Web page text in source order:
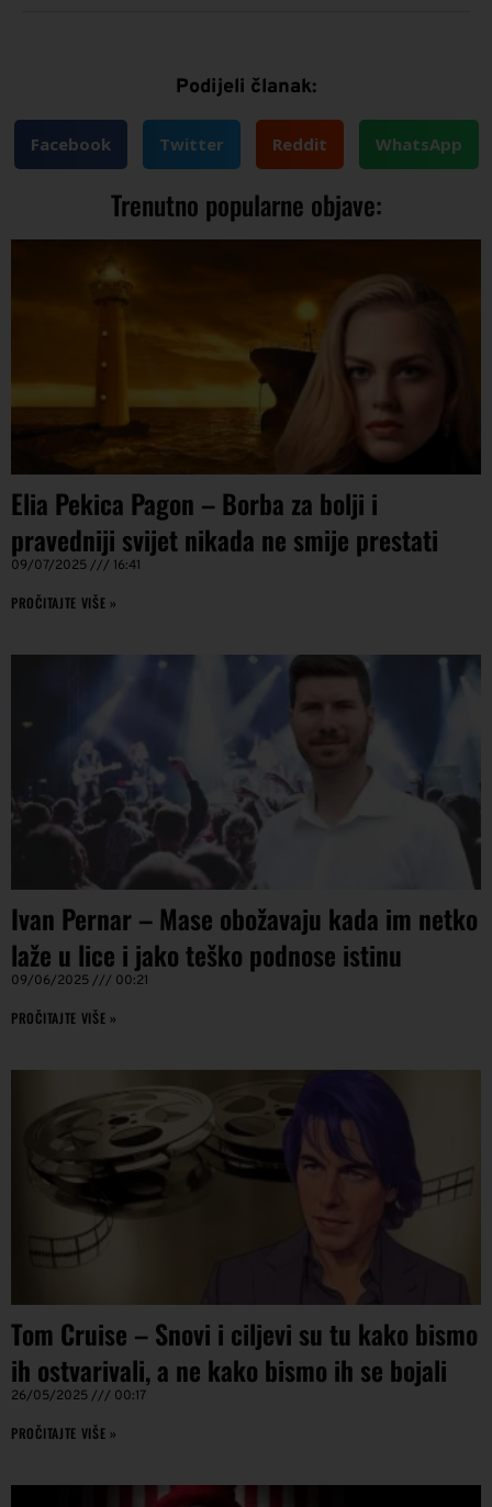
Podijeli članak:
Facebook Twitter Reddit WhatsApp
Trenutno popularne objave:
Elia Pekica Pagon – Borba za bolji i
pravedniji svijet nikada ne smije prestati
09/07/2025 16:41
PROČITAJTE VIŠE »
Ivan Pernar – Mase obožavaju kada im netko
laže u lice i jako teško podnose istinu
09/06/2025 00:21
PROČITAJTE VIŠE »
Tom Cruise – Snovi i ciljevi su tu kako bismo
ih ostvarivali, a ne kako bismo ih se bojali
26/05/2025 00:17
PROČITAJTE VIŠE »